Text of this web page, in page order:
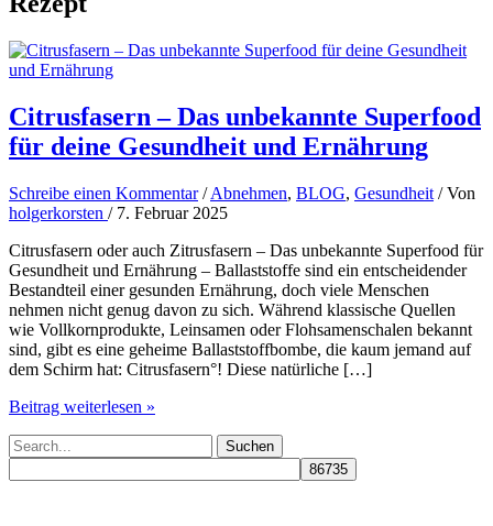
Citrusfasern – Das unbekannte Superfood
für deine Gesundheit und Ernährung
Schreibe einen Kommentar /Abnehmen, BLOG, Gesundheit / Von
holgerkorsten / 7. Februar 2025
Citrusfasern oder auch Zitrusfasern – Das unbekannte Superfood für
Gesundheit und Ernährung – Ballaststoffe sind ein entscheidender
Bestandteil einer gesunden Ernährung, doch viele Menschen
nehmen nicht genug davon zu sich. Während klassische Quellen
wie Vollkornprodukte, Leinsamen oder Flohsamenschalen bekannt
sind, gibt es eine geheime Ballaststoffbombe, die kaum jemand auf
dem Schirm hat: Citrusfasern°! Diese natürliche […]
Citrusfasern
Das
unbekannte
Superfood
Beitrag weiterlesen »
Suchen
nach: